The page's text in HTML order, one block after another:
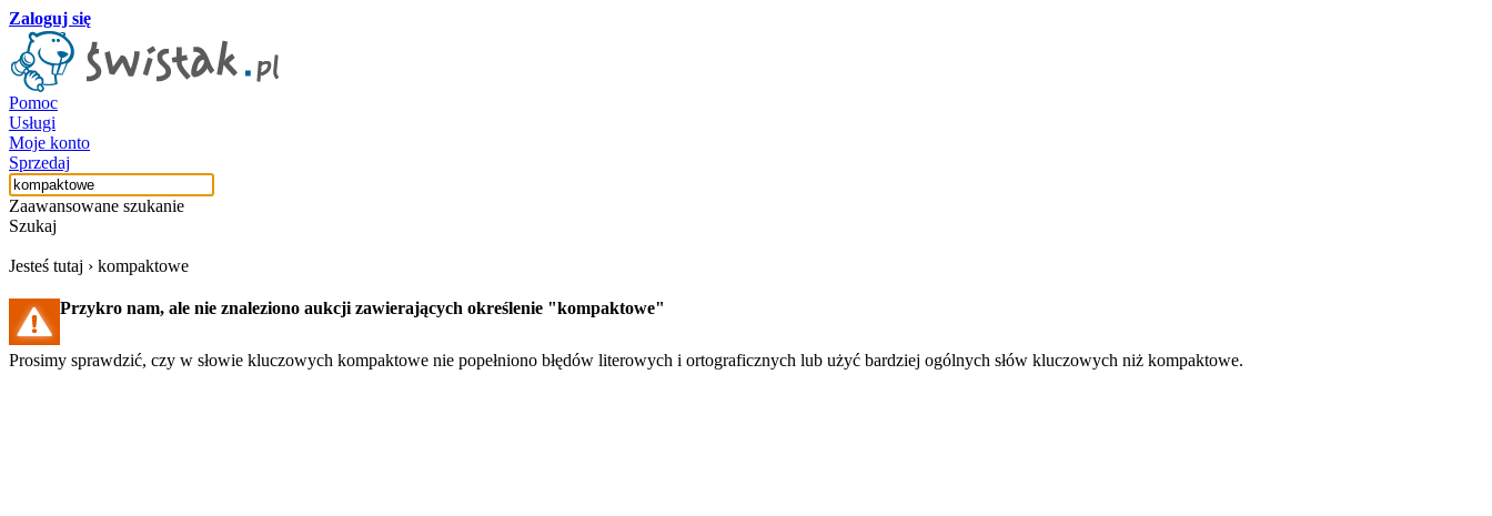
Zaloguj się
Pomoc
Usługi
Moje konto
Sprzedaj
Zaawansowane szukanie
Szukaj
Jesteś tutaj › kompaktowe
Przykro nam, ale nie znaleziono aukcji zawierających określenie "kompaktowe"
Prosimy sprawdzić, czy w słowie kluczowych kompaktowe nie popełniono błędów literowych i ortograficznych lub użyć bardziej ogólnych słów kluczowych niż kompaktowe.